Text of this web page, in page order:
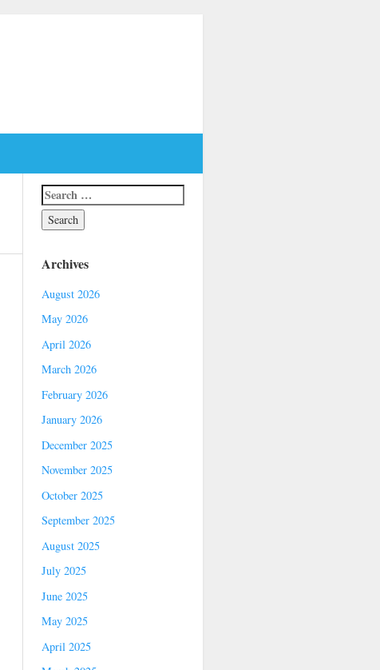
Archives
August 2026
May 2026
April 2026
March 2026
February 2026
January 2026
December 2025
November 2025
October 2025
September 2025
August 2025
July 2025
June 2025
May 2025
April 2025